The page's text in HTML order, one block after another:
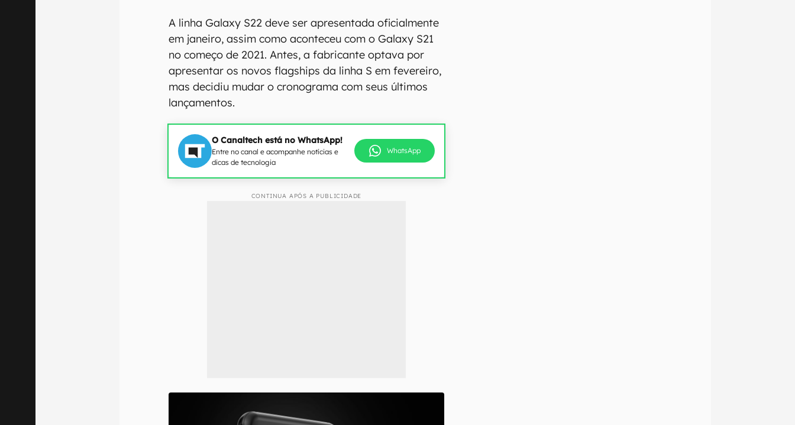
A linha Galaxy S22 deve ser apresentada oficialmente
em janeiro, assim como aconteceu com o Galaxy S21
no começo de 2021. Antes, a fabricante optava por
apresentar os novos flagships da linha S em fevereiro,
mas decidiu mudar o cronograma com seus últimos
lançamentos.
O Canaltech está no WhatsApp!
Entre no canal e acompanhe notícias e
dicas de tecnologia
WhatsApp
CONTINUA APÓS A PUBLICIDADE